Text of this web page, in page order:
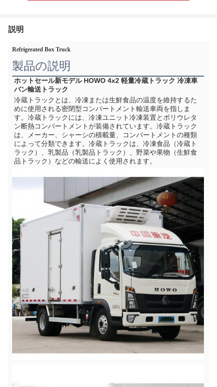
説明
Refrigerated Box Truck
製品の説明
ホットセール新モデル HOWO 4x2 軽量冷蔵トラック 冷凍車
バン輸送トラック
冷蔵トラックとは、冷凍または生鮮食品の温度を維持するた
めに使用される密閉型コンパートメント輸送車両を指しま
す。冷蔵トラックには、冷凍ユニット冷凍装置とポリウレタ
ン断熱コンパートメントが装備されています。冷蔵トラック
は、メーカー、シャーシの積載量、コンパートメントの種類
によって分類できます。冷蔵トラックは、冷凍食品（冷蔵ト
ラック）、乳製品（乳製品トラック）、野菜や果物（生鮮食
品トラック）などの輸送によく使用されます。